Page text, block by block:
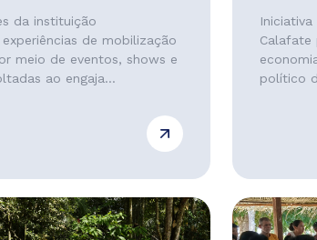
da instituição
de mobilização
meio de eventos, shows e
ao engaja...
Calafate
político